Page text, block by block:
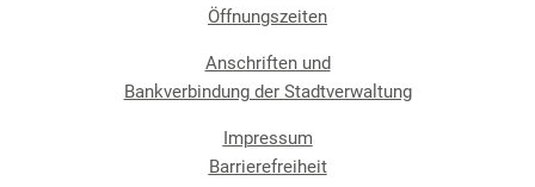
Öffnungszeiten
Anschriften und
Bankverbindung der Stadtverwaltung
Impressum
Barrierefreiheit